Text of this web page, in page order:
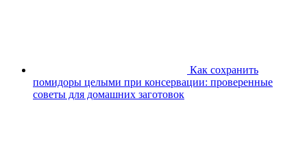
Как сохранить
помидоры целыми при консервации: проверенные
советы для домашних заготовок